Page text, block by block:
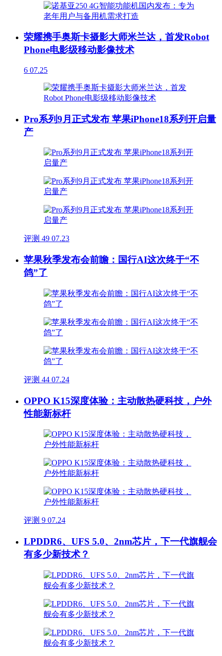
荣耀携手奥斯卡摄影大师米兰达，首发Robot
Phone电影级移动影像技术
6 07.25
Pro系列9月正式发布 苹果iPhone18系列开启量
产
评测 49 07.23
苹果秋季发布会前瞻：国行AI这次终于“不
鸽”了
评测 44 07.24
OPPO K15深度体验：主动散热硬科技，户外
性能新标杆
评测 9 07.24
LPDDR6、UFS 5.0、2nm芯片，下一代旗舰会
有多少新技术？